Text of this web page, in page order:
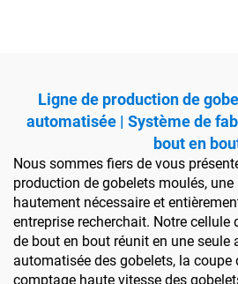
Ligne de production de
automatisée | Système de
bout en
Nous sommes fiers de vous
production de gobelets moulés,
hautement nécessaire et
entreprise recherchait. Notre cellule
de bout en bout réunit en une
automatisée des gobelets, la coupe
comptage haute vitesse des